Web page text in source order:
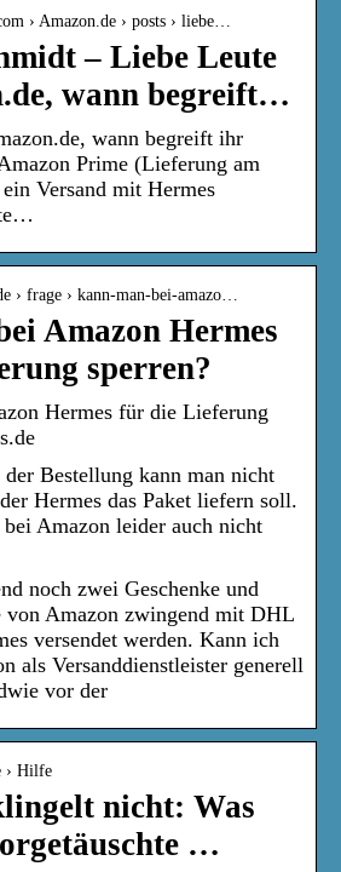
› Amazon.de › posts › liebe…
– Liebe Leute
wann begreift…
wann begreift ihr
Prime (Lieferung am
Versand mit Hermes
› frage › kann-man-bei-amazo…
Amazon Hermes
sperren?
Hermes für die Lieferung
Bestellung kann man nicht
Hermes das Paket liefern soll.
Amazon leider auch nicht
noch zwei Geschenke und
von Amazon zwingend mit DHL
versendet werden. Kann ich
als Versanddienstleister generell
vor der
› Hilfe
nicht: Was
…